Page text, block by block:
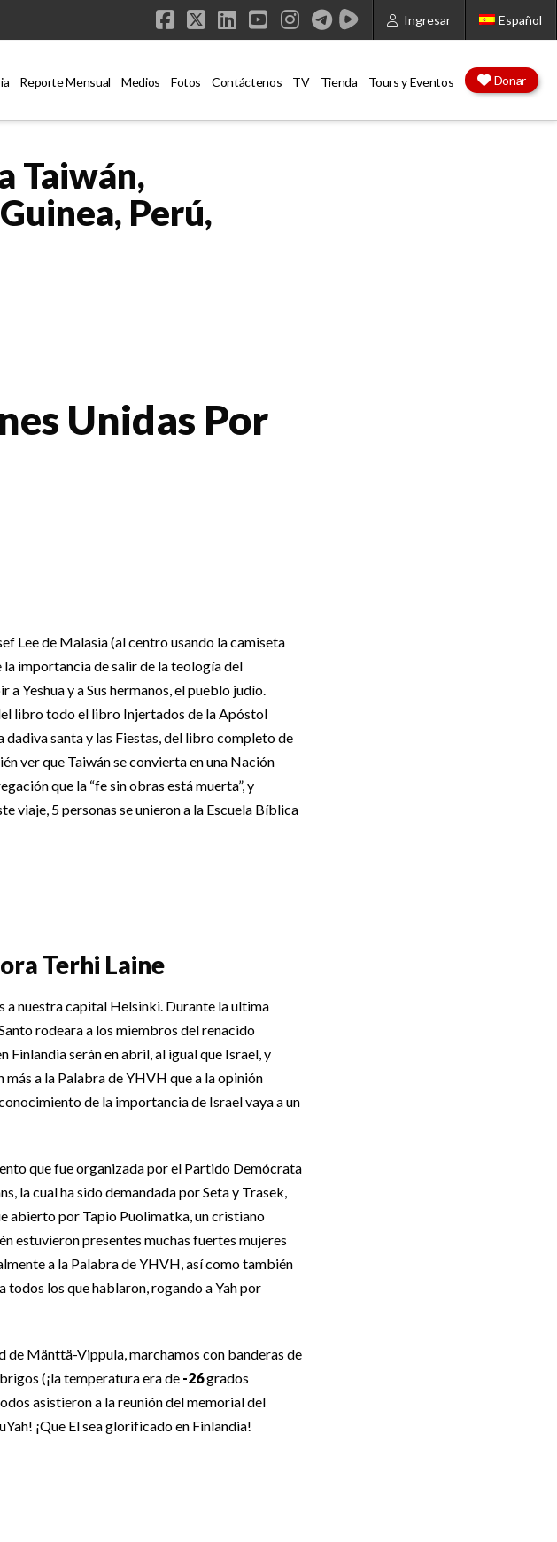
Ingresar Español
Facebook
X LinkedIn
YouTube
Instagram
Reporte Mensual Medios Fotos Contáctenos TV Tienda Tours y Eventos Donar
Taiwán,
Perú,
Unidas Por
Lee de Malasia (al centro usando la camiseta
importancia de salir de la teología del
Yeshua y a Sus hermanos, el pueblo judío.
libro todo el libro Injertados de la Apóstol
santa y las Fiestas, del libro completo de
ver que Taiwán se convierta en una Nación
que la “fe sin obras está muerta”, y
viaje, 5 personas se unieron a la Escuela Bíblica
Terhi Laine
a nuestra capital Helsinki. Durante la ultima
rodeara a los miembros del renacido
Finlandia serán en abril, al igual que Israel, y
a la Palabra de YHVH que a la opinión
de la importancia de Israel vaya a un
que fue organizada por el Partido Demócrata
la cual ha sido demandada por Seta y Trasek,
abierto por Tapio Puolimatka, un cristiano
estuvieron presentes muchas fuertes mujeres
a la Palabra de YHVH, así como también
todos los que hablaron, rogando a Yah por
de Mänttä-Vippula, marchamos con banderas de
(¡la temperatura era de -26grados
asistieron a la reunión del memorial del
¡Que El sea glorificado en Finlandia!